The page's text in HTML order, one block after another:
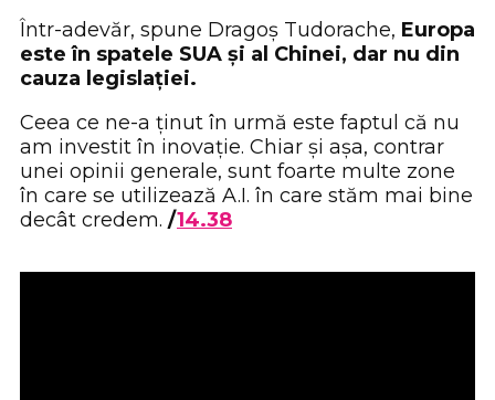
Într-adevăr, spune Dragoș Tudorache, Europa
este în spatele SUA și al Chinei, dar nu din
cauza legislației.
Ceea ce ne-a ținut în urmă este faptul că nu
am investit în inovație. Chiar și așa, contrar
unei opinii generale, sunt foarte multe zone
în care se utilizează A.I. în care stăm mai bine
decât credem. /14.38